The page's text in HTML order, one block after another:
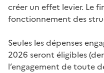
créer un effet levier. Le
fonctionnement des
Seules les dépenses
2026 seront éligibles
l’engagement de toute